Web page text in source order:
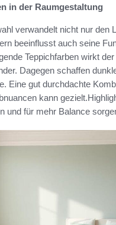
in der Raumgestaltung
verwandelt nicht nur den
beeinflusst auch seine
Teppichfarben wirkt
Dagegen schaffen
Eine gut durchdachte
kann
und für mehr Balance